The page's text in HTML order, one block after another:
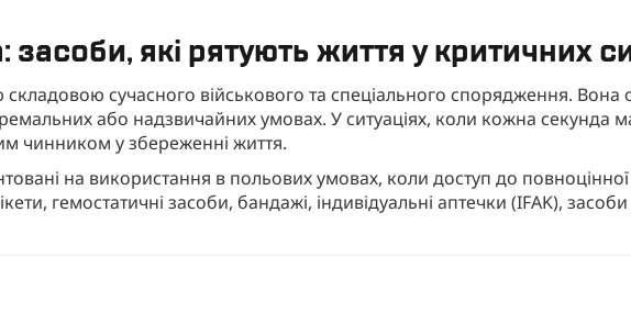
які рятують життя у критичних
сучасного військового та спеціального спорядження.
або надзвичайних умовах. У ситуаціях, коли кожна секунда
чинником у збереженні життя.
на використання в польових умовах, коли доступ до
гемостатичні засоби, бандажі, індивідуальні аптечки (IFAK),
для військових, так і для співробітників правоохоронних органів,